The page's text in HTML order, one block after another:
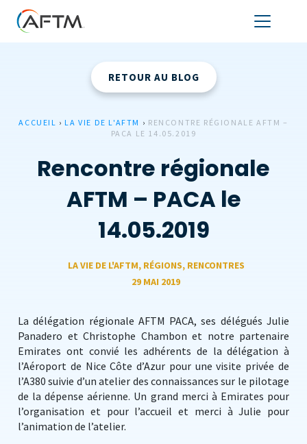
RETOUR AU BLOG
ACCUEIL › LA VIE DE L'AFTM › RENCONTRE RÉGIONALE AFTM –
PACA LE 14.05.2019
Rencontre régionale
AFTM – PACA le
14.05.2019
LA VIE DE L'AFTM, RÉGIONS, RENCONTRES
29 MAI 2019
La délégation régionale AFTM PACA, ses délégués Julie
Panadero et Christophe Chambon et notre partenaire
Emirates ont convié les adhérents de la délégation à
l’Aéroport de Nice Côte d’Azur pour une visite privée de
l’A380 suivie d’un atelier des connaissances sur le pilotage
de la dépense aérienne. Un grand merci à Emirates pour
l’organisation et pour l’accueil et merci à Julie pour
l’animation de l’atelier.